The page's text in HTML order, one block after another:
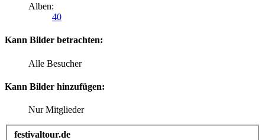
Alben:
40
Kann Bilder betrachten:
Alle Besucher
Kann Bilder hinzufügen:
Nur Mitglieder
festivaltour.de